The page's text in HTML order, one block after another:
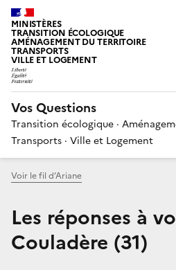
MINISTÈRES
TRANSITION ÉCOLOGIQUE
AMÉNAGEMENT DU TERRITOIRE
TRANSPORTS
VILLE ET LOGEMENT
Vos Questions
Transition écologique ·
Transports · Ville et Logement
Voir le fil d’Ariane
Les réponses à
Couladère (31)